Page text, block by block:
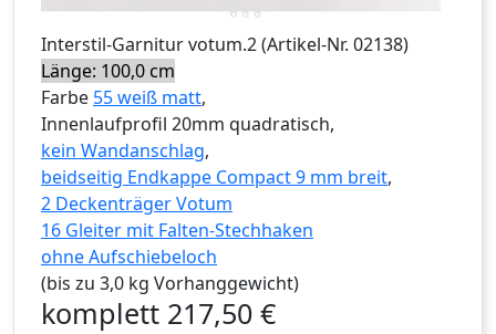
Interstil-Garniturvotum.2(Artikel-Nr. 02138)
Länge: 100,0 cm
Farbe 55 weiß matt,
Innenlaufprofil 20mm quadratisch,
kein Wandanschlag,
beidseitig Endkappe Compact 9 mm breit,
2 Deckenträger Votum
16 Gleiter mit Falten-Stechhaken
ohne Aufschiebeloch
(bis zu 3,0 kg Vorhanggewicht)
komplett 217,50 €